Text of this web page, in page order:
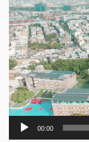
視
訊
播
放
器
00:00